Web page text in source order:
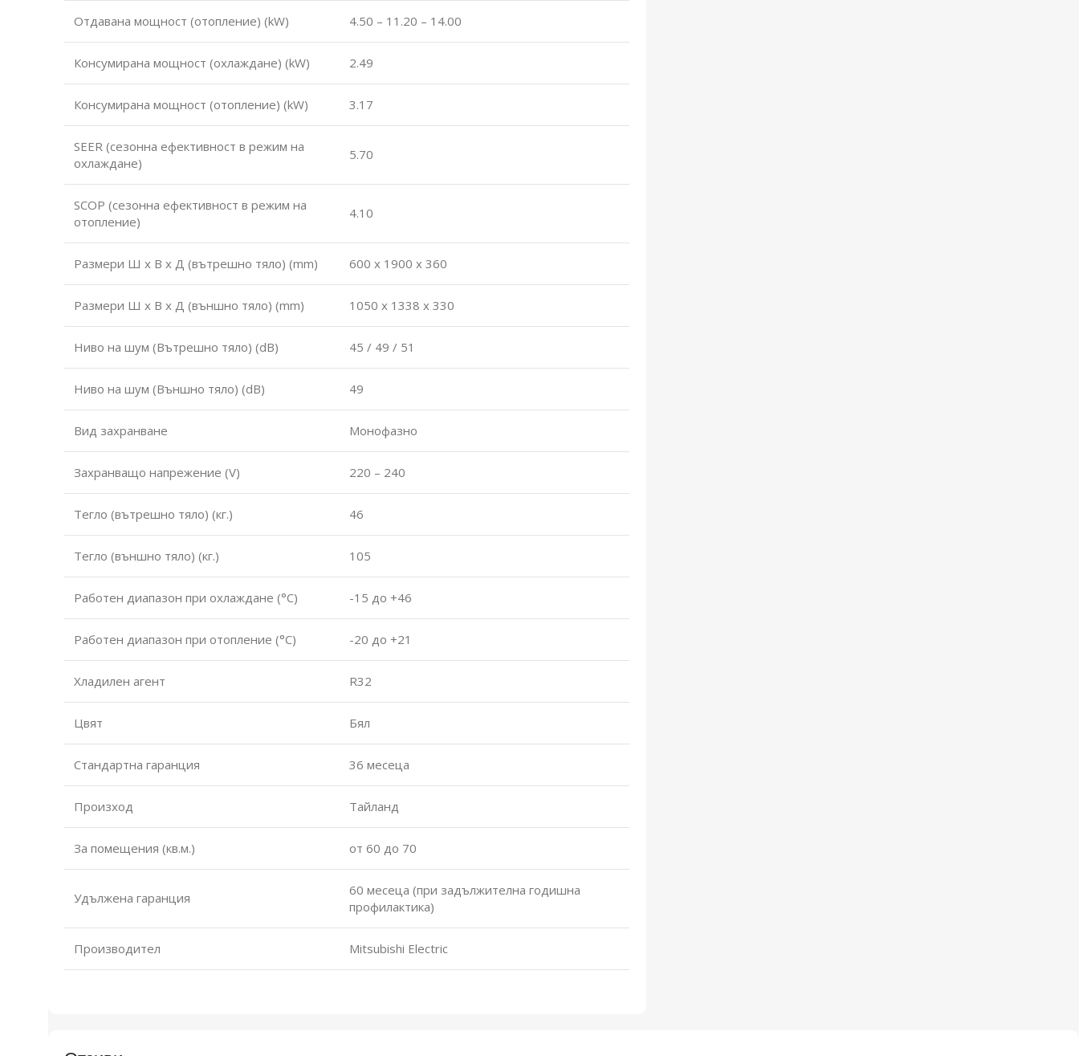
Отдавана мощност (отопление) (kW) 4.50 – 11.20 – 14.00
Консумирана мощност (охлаждане) (kW) 2.49
Консумирана мощност (отопление) (kW) 3.17
SEER (сезонна ефективност в режим на
охлаждане)
5.70
SCOP (сезонна ефективност в режим на
отопление)
4.10
Размери Ш х В х Д (вътрешно тяло) (mm) 600 x 1900 x 360
Размери Ш х В х Д (външно тяло) (mm) 1050 x 1338 x 330
Ниво на шум (Вътрешно тяло) (dB) 45 / 49 / 51
Ниво на шум (Външно тяло) (dB) 49
Вид захранване Монофазно
Захранващо напрежение (V) 220 – 240
Тегло (вътрешно тяло) (кг.) 46
Тегло (външно тяло) (кг.) 105
Работен диапазон при охлаждане (°С) -15 до +46
Работен диапазон при отопление (°С) -20 до +21
Хладилен агент R32
Цвят Бял
Стандартна гаранция 36 месеца
Произход Тайланд
За помещения (кв.м.) от 60 до 70
Удължена гаранция
60 месеца (при задължителна годишна
профилактика)
Производител Mitsubishi Electric